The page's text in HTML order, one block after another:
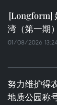
湾（第一期）
01/08/2026
努力维护得
地质公园称